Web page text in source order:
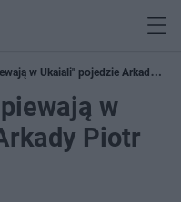
w Ukaiali" pojedzie Arkady
w
Piotr